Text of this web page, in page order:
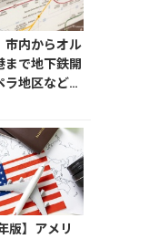
市内からオル
まで地下鉄開
ラ地区などか
でダイレク
版】アメリ